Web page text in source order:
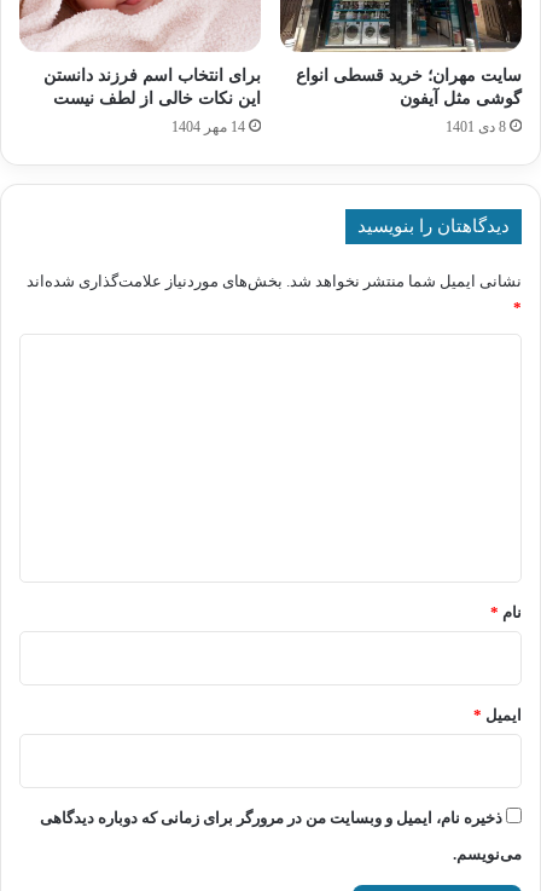
سایت مهران؛ خرید قسطی انواع
گوشی مثل آیفون
8 دی 1401
برای انتخاب اسم فرزند دانستن
این نکات خالی از لطف نیست
14 مهر 1404
دیدگاهتان را بنویسید
نشانی ایمیل شما منتشر نخواهد شد. بخش‌های موردنیاز علامت‌گذاری شده‌اند
*
نام *
ایمیل *
ذخیره نام، ایمیل و وبسایت من در مرورگر برای زمانی که دوباره دیدگاهی
می‌نویسم.